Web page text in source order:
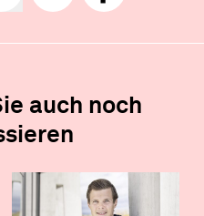
auch noch